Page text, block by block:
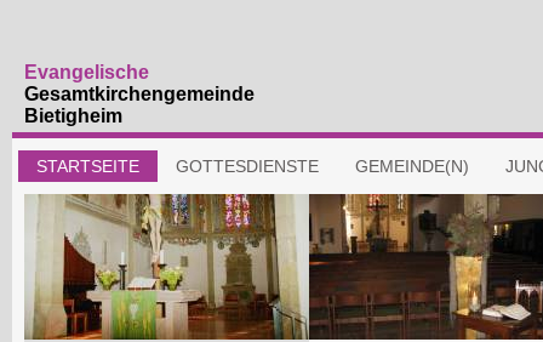
Evangelische
Gesamtkirchengemeinde
Bietigheim
Navigation
überspringen
STARTSEITE GOTTESDIENSTE GEMEINDE(N)